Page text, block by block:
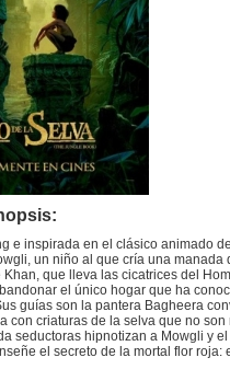
e inspirada en el clásico animado
un niño al que cría una manada
que lleva las cicatrices del
el único hogar que ha
guías son la pantera Bagheera
criaturas de la selva que no
seductoras hipnotizan a Mowgli y
el secreto de la mortal flor roja: